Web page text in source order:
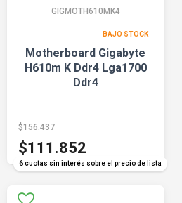
GIGMOTH610MK4
BAJO STOCK
Motherboard Gigabyte
H610m K Ddr4 Lga1700
Ddr4
6 cuotas sin interés sobre el precio de lista
$156.437
$111.852